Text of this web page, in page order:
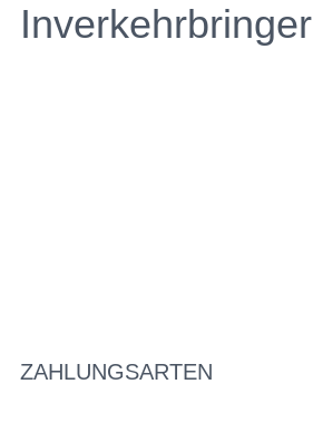
Inverkehrbringer
ZAHLUNGSARTEN